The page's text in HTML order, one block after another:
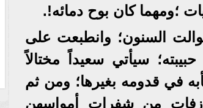
؛ومهما كان بوح دمائه!.
السنون؛ وانطبعت على
سيأتي سعيداً مختالاً
في قدومه بغيرها؛ ومن ثم
من شفرات أمواسهن